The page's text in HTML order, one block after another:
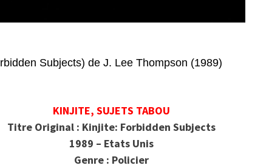
Subjects) de J. Lee Thompson (1989)
KINJITE, SUJETS TABOU
Titre Original : Kinjite: Forbidden Subjects
1989 – Etats Unis
Genre : Policier